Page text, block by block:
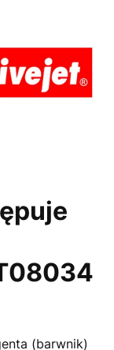
(barwnik)